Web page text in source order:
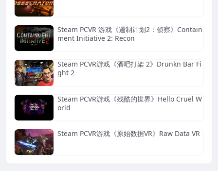
Steam PCVR 游戏《遏制计划2：侦察》Contain
ment Initiative 2: Recon
Steam PCVR游戏《酒吧打架 2》Drunkn Bar Fi
ght 2
Steam PCVR游戏《残酷的世界》Hello Cruel W
orld
Steam PCVR游戏《原始数据VR》Raw Data VR